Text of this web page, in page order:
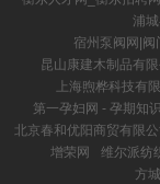
浦
宿州泵阀网|
昆山康建木制品有限
上海煦桦科技有
第一孕妇网 - 孕期知
北京春和优阳商贸有限公
增荣网
维尔派纺
方